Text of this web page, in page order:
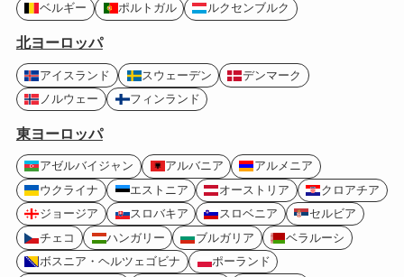
ベルギー
ポルトガル ルクセンブルク
北ヨーロッパ
アイスランド スウェーデン
デンマーク
ノルウェー
フィンランド
東ヨーロッパ
アゼルバイジャン アルバニア
アルメニア
ウクライナ
エストニア オーストリア
クロアチア
ジョージア
スロバキア スロベニア
セルビア
チェコ
ハンガリー ブルガリア
ベラルーシ
ボスニア・ヘルツェゴビナ
ポーランド